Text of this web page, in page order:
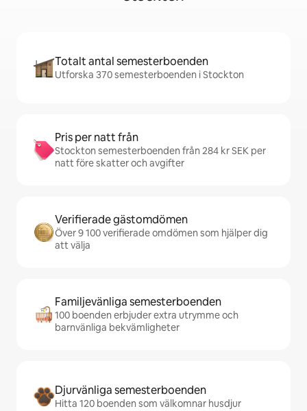
Totalt antal semesterboenden
Utforska 370 semesterboenden i Stockton
Pris per natt från
Stockton semesterboenden från 284 kr SEK per
natt före skatter och avgifter
Verifierade gästomdömen
Över 9 100 verifierade omdömen som hjälper dig
att välja
Familjevänliga semesterboenden
100 boenden erbjuder extra utrymme och
barnvänliga bekvämligheter
Djurvänliga semesterboenden
Hitta 120 boenden som välkomnar husdjur